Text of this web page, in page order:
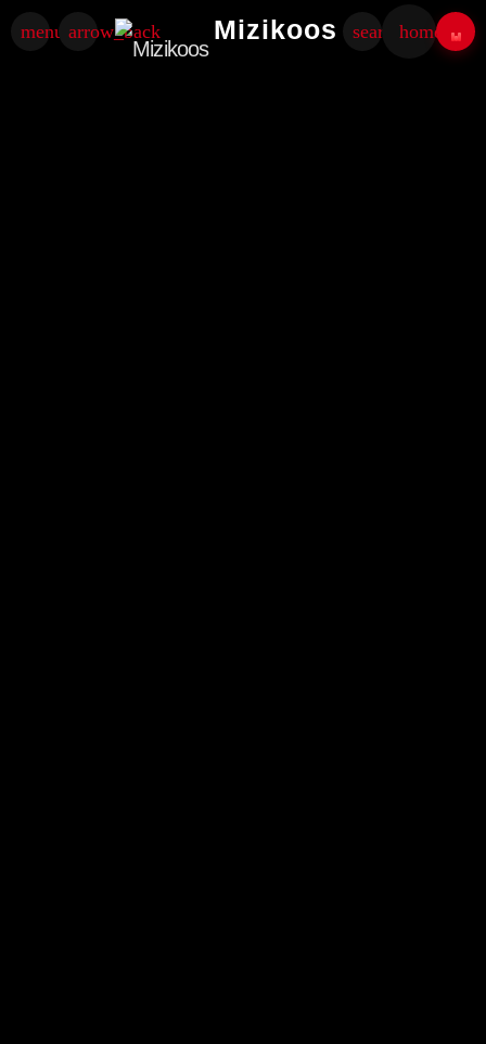
menu arrow_back Mizikoos searchhome